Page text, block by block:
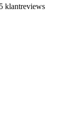
klantreviews